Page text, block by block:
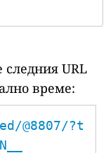
следния URL
време:
@8807/?t